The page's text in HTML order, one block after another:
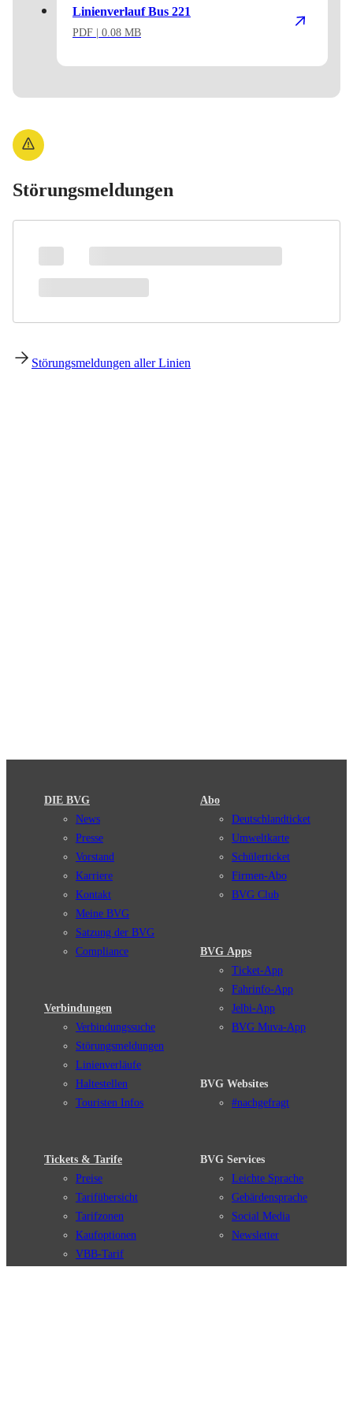
Linienverlauf Bus 221
PDF | 0.08 MB
Störungsmeldungen
Störungsmeldungen aller Linien
DIE BVG
News
Presse
Vorstand
Karriere
Kontakt
Meine BVG
Satzung der BVG
Compliance
Verbindungen
Verbindungssuche
Störungsmeldungen
Linienverläufe
Haltestellen
Touristen Infos
Tickets & Tarife
Preise
Tarifübersicht
Tarifzonen
Kaufoptionen
VBB-Tarif
Abo
Deutschlandticket
Umweltkarte
Schülerticket
Firmen-Abo
BVG Club
BVG Apps
Ticket-App
Fahrinfo-App
Jelbi-App
BVG Muva-App
BVG Websites
#nachgefragt
BVG Services
Leichte Sprache
Gebärdensprache
Social Media
Newsletter